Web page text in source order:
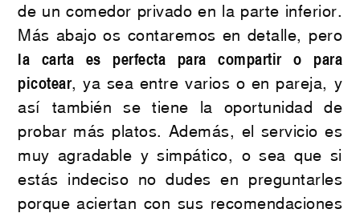
de un comedor privado en la parte inferior.
Más abajo os contaremos en detalle, pero
la carta es perfecta para compartir o para
picotear, ya sea entre varios o en pareja, y
así también se tiene la oportunidad de
probar más platos. Además, el servicio es
muy agradable y simpático, o sea que si
estás indeciso no dudes en preguntarles
porque aciertan con sus recomendaciones